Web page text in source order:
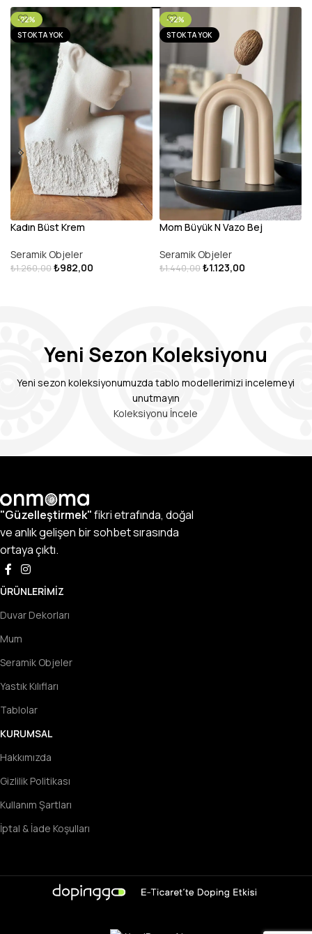
-22%
STOKTA YOK
Kadın Büst Krem
Seramik Objeler
₺1.260,00₺982,00
-22%
STOKTA YOK
Mom Büyük N Vazo Bej
Seramik Objeler
₺1.440,00₺1.123,00
Yeni Sezon Koleksiyonu
Yeni sezon koleksiyonumuzda tablo modellerimizi incelemeyi
unutmayın
Koleksiyonu İncele
"Güzelleştirmek"fikri etrafında, doğal
ve anlık gelişen bir sohbet sırasında
ortaya çıktı.
ÜRÜNLERIMIZ
Duvar Dekorları
Mum
Seramik Objeler
Yastık Kılıfları
Tablolar
KURUMSAL
Hakkımızda
Gizlilik Politikası
Kullanım Şartları
İptal & İade Koşulları